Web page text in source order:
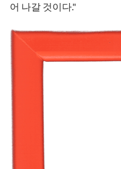
어 나갈 것이다."